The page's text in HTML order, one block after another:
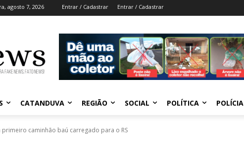
agosto 7, 2026 Entrar / Cadastrar Entrar / Cadastrar
CATANDUVA REGIÃO SOCIAL POLÍTICA POLÍCIA
primeiro caminhão baú carregado para o RS